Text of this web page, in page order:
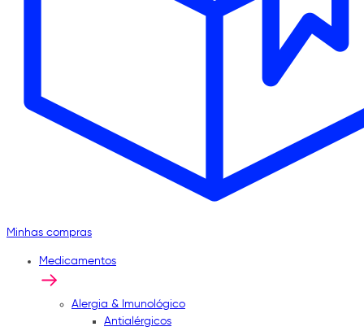
Minhas compras
Medicamentos
Alergia & Imunológico
Antialérgicos